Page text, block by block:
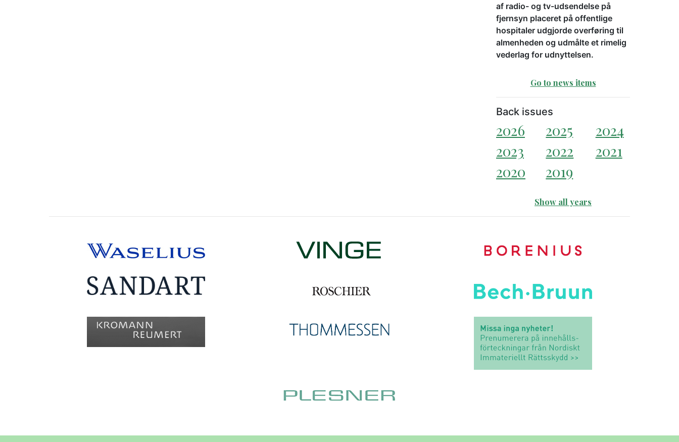
af radio- og tv-udsendelse på
fjernsyn placeret på offentlige
hospitaler udgjorde overføring til
almenheden og udmålte et rimelig
vederlag for udnyttelsen.
Go to news items
Back issues
2026 2025
2024
2023
2022
2021
2020
2019
Show all years